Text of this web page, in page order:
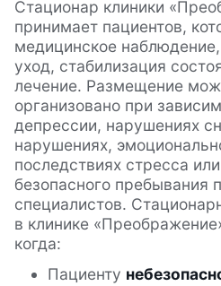
уважаем за их
ответственность.
сказать спасибо
Оксане, Елене,
они очень четко
предписания наших
бережно и
к нам. Мы
Марии
Владимировне,
от них исходит
спасибо и Надежде
стихи (Черных)!!!
Стационар клиники
принимает пациентов,
медицинское
уход, стабилизация
лечение. Размещение
организовано при
депрессии, нарушениях
нарушениях,
последствиях стресса
безопасного пребывания
специалистов.
в клинике
когда:
Пациенту